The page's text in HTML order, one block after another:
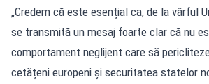
„Credem că este esențial ca, de la vârful
se transmită un mesaj foarte clar că nu
comportament neglijent care să
cetățeni europeni și securitatea statelor